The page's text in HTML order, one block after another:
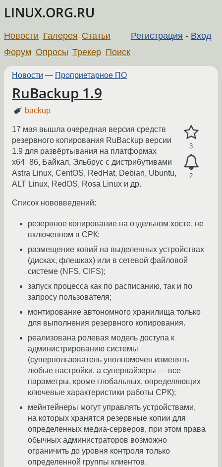
LINUX.ORG.RU
Регистрация - Вход
Новости Галерея Статьи
Форум Опросы Трекер Поиск
Новости — Проприетарное ПО
RuBackup 1.9
backup
3
2
17 мая вышла очередная версия средств
резервного копирования RuBackup версии
1.9 для развёртывания на платформах
x64_86, Байкал, Эльбрус с дистрибутивами
Astra Linux, CentOS, RedHat, Debian, Ubuntu,
ALT Linux, RedOS, Rosa Linux и др.
Список нововведений:
резервное копирование на отдельном хосте, не
включенном в СРК;
размещение копий на выделенных устройствах
(дисках, флешках) или в сетевой файловой
системе (NFS, CIFS);
запуск процесса как по расписанию, так и по
запросу пользователя;
монтирование автономного хранилища только
для выполнения резервного копирования.
реализована ролевая модель доступа к
администрированию системы
(суперпользователь уполномочен изменять
любые настройки, а супервайзеры — все
параметры, кроме глобальных, определяющих
ключевые характеристики работы СРК);
мейнтейнеры могут управлять устройствами,
на которых хранятся резервные копии для
определенных медиа-серверов, при этом права
обычных администраторов возможно
ограничить до уровня контроля только
определенной группы клиентов.